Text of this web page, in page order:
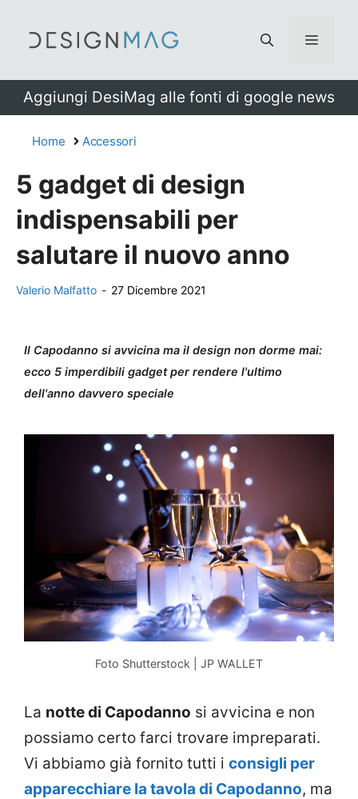
Menu
Aggiungi DesiMag alle fonti di google news
Home Accessori
5 gadget di design
indispensabili per
salutare il nuovo anno
Valerio Malfatto - 27 Dicembre 2021
Il Capodanno si avvicina ma il design non dorme mai:
ecco 5 imperdibili gadget per rendere l'ultimo
dell'anno davvero speciale
Foto Shutterstock | JP WALLET
La notte di Capodanno si avvicina e non
possiamo certo farci trovare impreparati.
Vi abbiamo già fornito tutti i consigli per
apparecchiare la tavola di Capodanno, ma